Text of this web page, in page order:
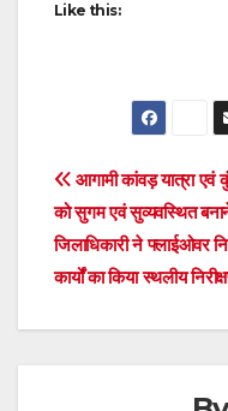
Like this:
Post
आगामी कांवड़ यात्रा
को सुगम एवं सुव्यवस्थित
जिलाधिकारी ने फ्लाईओवर
कार्यों का किया स्थलीय